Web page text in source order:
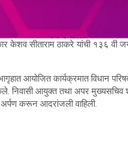
केशव सीताराम ठाकरे यांची १३६ वी
आयोजित कार्यक्रमात विधान
निवासी आयुक्त तथा अपर मुख्यसचिव
अर्पण करून आदरांजली वाहिली.